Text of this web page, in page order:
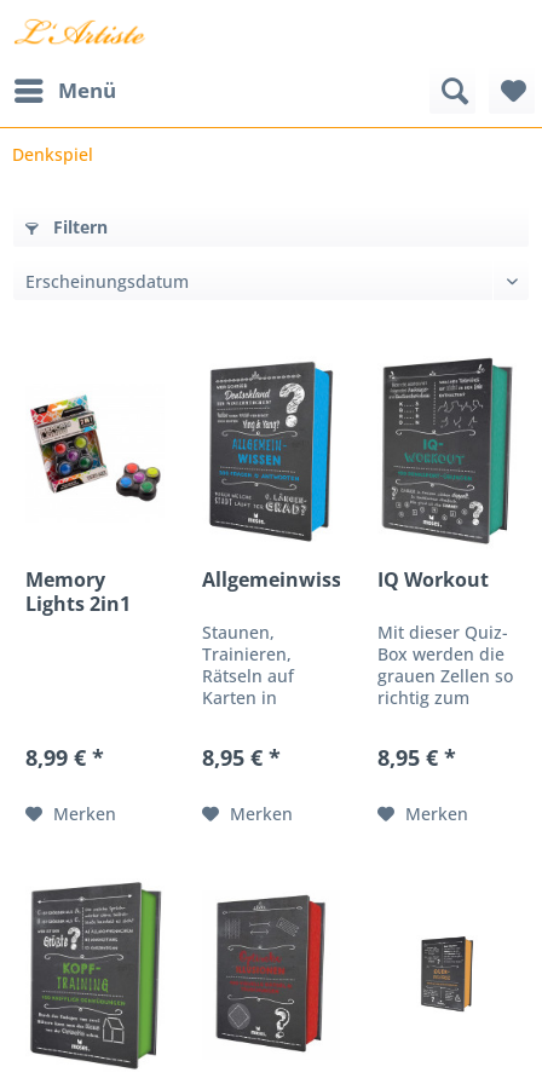
Menü
Denkspiel
Filtern
Memory
Lights 2in1
8,99 € *
Merken
Allgemeinwissen
Staunen,
Trainieren,
Rätseln auf
Karten in
- und das alles
hochwertigen
Geschenkschachtel.
Hingucker zum
Verschenken
und...
8,95 € *
Merken
IQ Workout
Mit dieser Quiz-
Box werden die
grauen Zellen so
richtig zum
ausgetüftelte
und Gedächtnis-
Aufgaben in
8,95 € *
Merken